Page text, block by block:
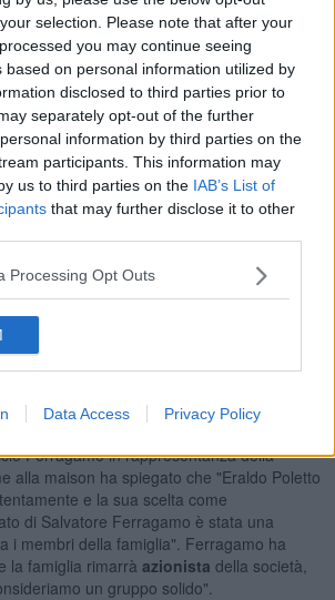
selection. Please note that after your
you may continue seeing
based on personal information utilized by
disclosed to third parties prior to
separately opt-out of the further
information by third parties on the
participants. This information may
us to third parties on the IAB’s List of
that may further disclose it to other
Processing Opt Outs
Data Access Privacy Policy
fatto presente come l'azienda stia
i livelli operativi", grazie anche al nuovo
l'anno diinternet per Ferragamo che
il nuovo sito web e, in generale,
del brand. La metafora usata da Poletto è
delegato che ha anche
dei negozi esistenti ci saranno
di negozi già aperti e un numero
Ferragamo in rappresentanza della
alla maison ha spiegato che "Eraldo Poletto
e la sua scelta come
di Salvatore Ferragamo è stata una
i membri della famiglia". Ferragamo ha
la famiglia rimarrà azionista della società,
un gruppo solido".